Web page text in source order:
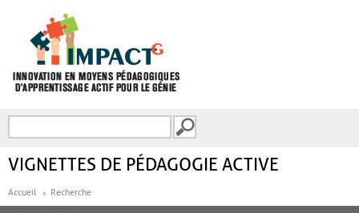
FORMULAIRE DE
VIGNETTES DE PÉDAGOGIE ACTIVE
Accueil Recherche